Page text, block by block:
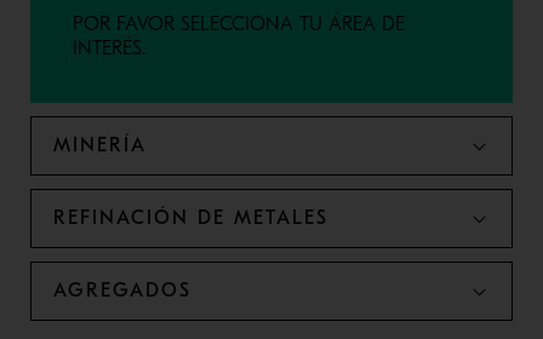
POR FAVOR SELECCIONA TU ÁREA DE
INTERÉS.
MINERÍA
REFINACIÓN DE METALES
AGREGADOS